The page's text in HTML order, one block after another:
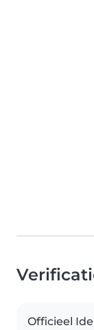
Officieel